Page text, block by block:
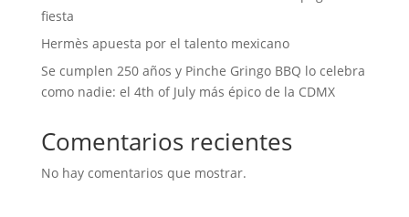
fiesta
Hermès apuesta por el talento mexicano
Se cumplen 250 años y Pinche Gringo BBQ lo celebra
como nadie: el 4th of July más épico de la CDMX
Comentarios recientes
No hay comentarios que mostrar.